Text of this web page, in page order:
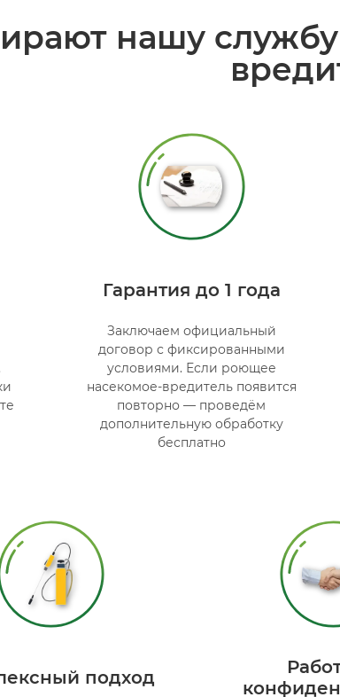
нашу
Гарантия до 1 года
Заключаем официальный
договор с фиксированными
условиями. Если роющее
насекомое-вредитель появится
повторно — проведём
дополнительную обработку
бесплатно
подход